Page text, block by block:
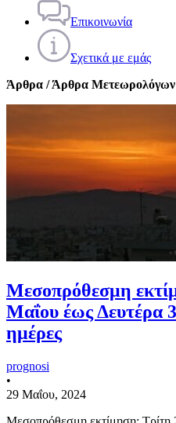
Επικοινωνία
Σχετικά με εμάς
Άρθρα / Άρθρα Μετεωρολόγων
Μεσοπρόθεσμη
Μαΐου έως Δευτέρα
ημέρες
prognosi
•
29 Μαΐου, 2024